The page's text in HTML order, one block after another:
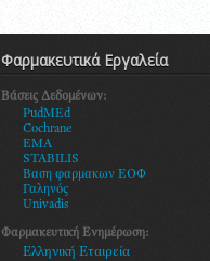
Φαρμακευτικά Εργαλεία
Βάσεις Δεδομένων:
PudMEd
Cochrane
EMA
STABILIS
Βαση φαρμακων ΕΟΦ
Γαληνός
Univadis
Φαρμακευτική Ενημέρωση:
Ελληνική Εταιρεία